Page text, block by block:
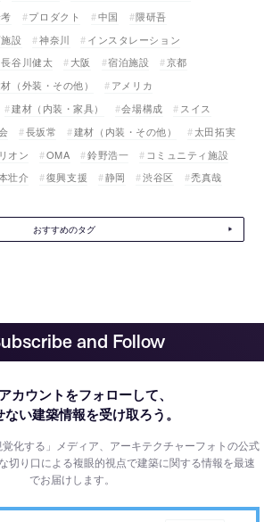
プロダクト 中国
隈研吾
設 神奈川
インスタレーション
長谷川健太 大阪 宿泊施設
京都
（外装・その他）
アメリカ
建材（内装・家具） 会場構成
スイス
長坂常 建材（内装・その他）
太田拓実
オン OMA 鈴野浩一
コミュニティ施設
壮介 復興支援 静岡 渋谷区 禿真哉
おすすめのタグ
and Follow
カウントをフォローして、
ない建築情報を受け取ろう。
覚化する」メディア、アーキテクチャーフォトの公式
切り口による複眼的視点で建築に関する情報を最速
でお届けします。